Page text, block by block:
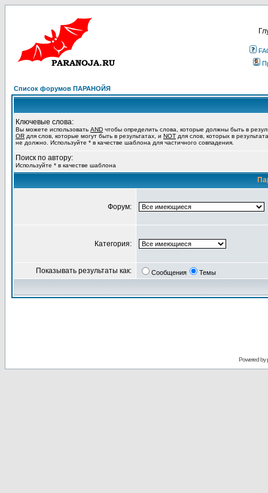
Список форумов ПАРАНОЙЯ
Ключевые слова:
Вы можете использовать AND чтобы определить слова, которые должны быть в
OR для слов, которые могут быть в результатах, и NOT для слов, которых в
не должно. Используйте * в качестве шаблона для частичного совпадения.
Поиск по автору:
Используйте * в качестве шаблона
Форум:
Категория:
Показывать результаты как: Сообщения Темы
Powered by